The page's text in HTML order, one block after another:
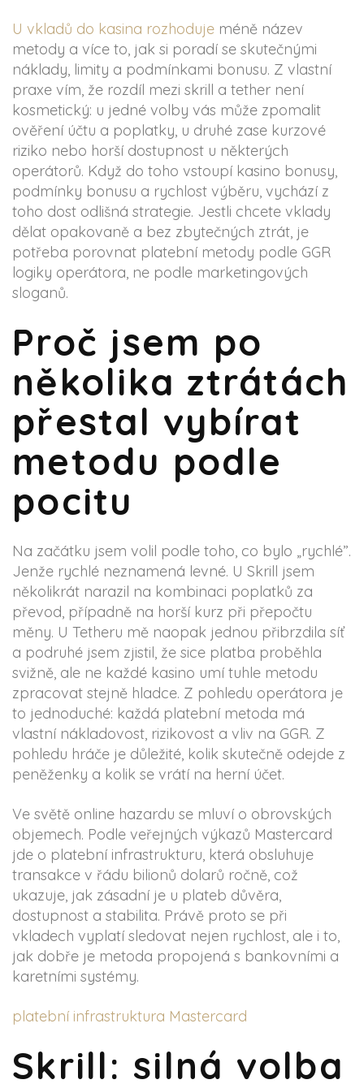
U vkladů do kasina rozhoduje méně název
metody a více to, jak si poradí se skutečnými
náklady, limity a podmínkami bonusu. Z vlastní
praxe vím, že rozdíl mezi skrill a tether není
kosmetický: u jedné volby vás může zpomalit
ověření účtu a poplatky, u druhé zase kurzové
riziko nebo horší dostupnost u některých
operátorů. Když do toho vstoupí kasino bonusy,
podmínky bonusu a rychlost výběru, vychází z
toho dost odlišná strategie. Jestli chcete vklady
dělat opakovaně a bez zbytečných ztrát, je
potřeba porovnat platební metody podle GGR
logiky operátora, ne podle marketingových
sloganů.
Proč jsem po
několika ztrátách
přestal vybírat
metodu podle
pocitu
Na začátku jsem volil podle toho, co bylo „rychlé”.
Jenže rychlé neznamená levné. U Skrill jsem
několikrát narazil na kombinaci poplatků za
převod, případně na horší kurz při přepočtu
měny. U Tetheru mě naopak jednou přibrzdila síť
a podruhé jsem zjistil, že sice platba proběhla
svižně, ale ne každé kasino umí tuhle metodu
zpracovat stejně hladce. Z pohledu operátora je
to jednoduché: každá platební metoda má
vlastní nákladovost, rizikovost a vliv na GGR. Z
pohledu hráče je důležité, kolik skutečně odejde z
peněženky a kolik se vrátí na herní účet.
Ve světě online hazardu se mluví o obrovských
objemech. Podle veřejných výkazů Mastercard
jde o platební infrastrukturu, která obsluhuje
transakce v řádu bilionů dolarů ročně, což
ukazuje, jak zásadní je u plateb důvěra,
dostupnost a stabilita. Právě proto se při
vkladech vyplatí sledovat nejen rychlost, ale i to,
jak dobře je metoda propojená s bankovními a
karetními systémy.
platební infrastruktura Mastercard
Skrill: silná volba